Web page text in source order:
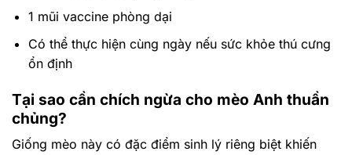
1 mũi vaccine phòng dại
Có thể thực hiện cùng ngày nếu sức khỏe thú cưng
ổn định
Tại sao cần chích ngừa cho mèo Anh thuần
chủng?
Giống mèo này có đặc điểm sinh lý riêng biệt khiến